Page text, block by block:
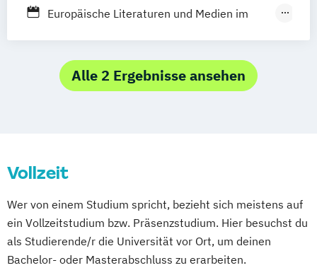
Berufsbegleitendes Präsenzstudium
Europäische Literaturen und Medien im
Medieninformatik Musikmanagement
Musikwissenschaft
Rhetorik
Alle 2 Ergebnisse ansehen
Vollzeit
Wer von einem Studium spricht, bezieht sich meistens auf
ein Vollzeitstudium bzw. Präsenzstudium. Hier besuchst du
als Studierende/r die Universität vor Ort, um deinen
Bachelor- oder Masterabschluss zu erarbeiten.